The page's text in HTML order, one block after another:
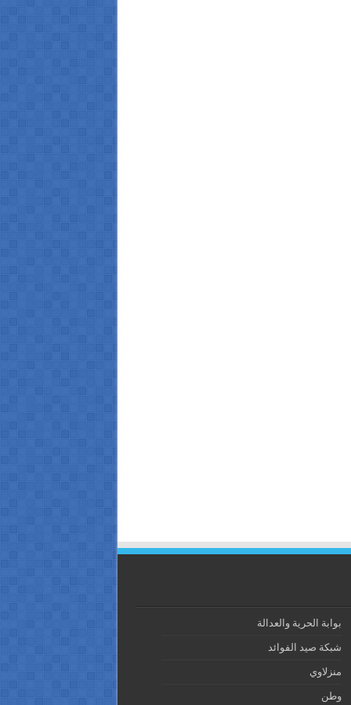
بوابة الحرية والعدالة
شبكة صيد الفوائد
منزلاوي
وطن